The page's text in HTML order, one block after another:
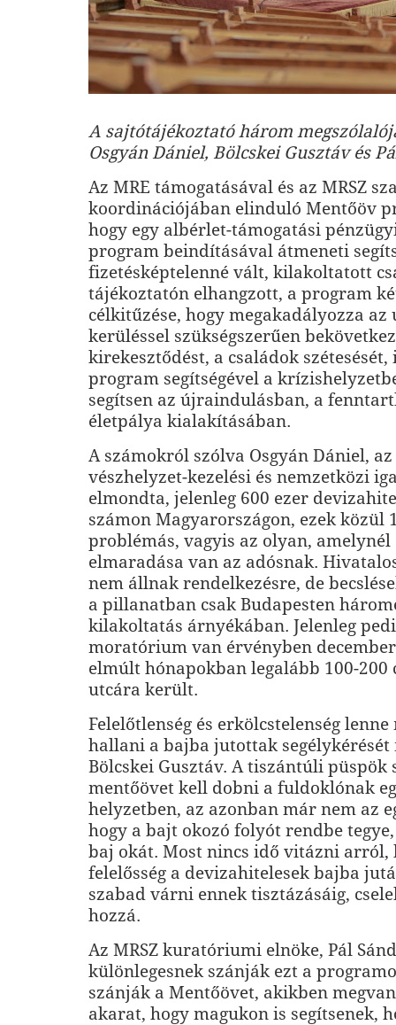
A sajtótájékoztató három
Osgyán Dániel, Bölcskei Gusztáv és
Az MRE támogatásával és az MRSZ
koordinációjában elinduló Mentőöv
hogy egy albérlet-támogatási
program beindításával átmeneti
fizetésképtelenné vált, kilakoltatott
tájékoztatón elhangzott, a program
célkitűzése, hogy megakadályozza az
kerüléssel szükségszerűen
kirekesztődést, a családok
program segítségével a
segítsen az újraindulásban, a
életpálya kialakításában.
A számokról szólva Osgyán Dániel, az
vészhelyzet-kezelési és nemzetközi
elmondta, jelenleg 600 ezer
számon Magyarországon, ezek közül
problémás, vagyis az olyan, amelynél
elmaradása van az adósnak.
nem állnak rendelkezésre, de
a pillanatban csak Budapesten
kilakoltatás árnyékában. Jelenleg
moratórium van érvényben
elmúlt hónapokban legalább 100-200
utcára került.
Felelőtlenség és erkölcstelenség lenne
hallani a bajba jutottak segélykérését
Bölcskei Gusztáv. A tiszántúli püspök
mentőövet kell dobni a fuldoklónak
helyzetben, az azonban már nem az
hogy a bajt okozó folyót rendbe
baj okát. Most nincs idő vitázni arról,
felelősség a devizahitelesek bajba
szabad várni ennek tisztázásáig,
hozzá.
Az MRSZ kuratóriumi elnöke, Pál
különlegesnek szánják ezt a
szánják a Mentőövet, akikben
akarat, hogy magukon is segítsenek,